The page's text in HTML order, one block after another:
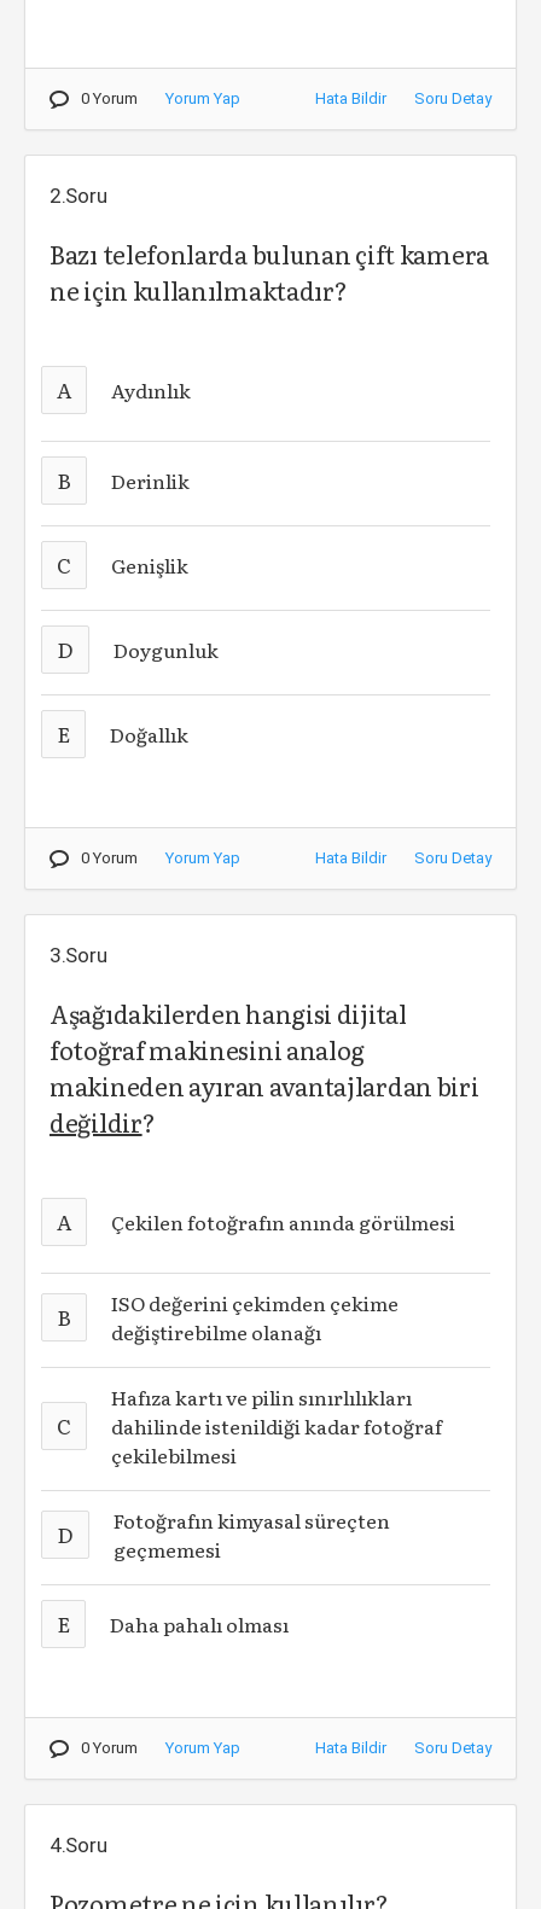
0 Yorum Yorum Yap Hata Bildir Soru Detay
2.Soru
Bazı telefonlarda bulunan çift kamera
ne için kullanılmaktadır?
A Aydınlık
B Derinlik
C Genişlik
D Doygunluk
E Doğallık
0 Yorum Yorum Yap Hata Bildir Soru Detay
3.Soru
Aşağıdakilerden hangisi dijital
fotoğraf makinesini analog
makineden ayıran avantajlardan biri
değildir?
A Çekilen fotoğrafın anında görülmesi
B
ISO değerini çekimden çekime
değiştirebilme olanağı
C
Hafıza kartı ve pilin sınırlılıkları
dahilinde istenildiği kadar fotoğraf
çekilebilmesi
D
Fotoğrafın kimyasal süreçten
geçmemesi
E Daha pahalı olması
0 Yorum Yorum Yap Hata Bildir Soru Detay
4.Soru